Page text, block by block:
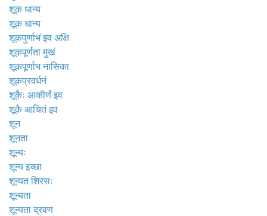
शूक धान्य
शूक धान्य
शूकपुर्णाभं इव अक्षि
शूकपूर्णता मुखं
शूकपूर्णाभ नासिका
शूकप्रवर्धनं
शूकैः आकीर्णं इव
शूकै आचितं इव
शून
शूनता
शून्यः
शून्य इच्छा
शून्यत शिरसः
शून्यता
शून्यता द्रवण